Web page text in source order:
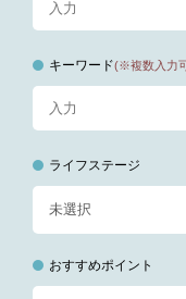
キーワード(※複数入力
ライフステージ
おすすめポイント